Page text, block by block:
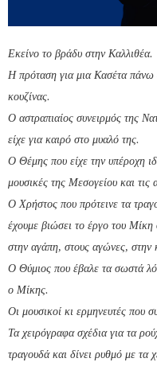
Εκείνο το βράδυ στην Καλλιθέα.
Η πρόταση για μια Κασέτα πάνω
κουζίνας.
Ο αστραπιαίος συνειρμός της
είχε για καιρό στο μυαλό της.
Ο Θέμης που είχε την υπέροχη
μουσικές της Μεσογείου και τις
Ο Χρήστος που πρότεινε τα
έχουμε βιώσει το έργο του
στην αγάπη, στους αγώνες, στην
Ο Θύμιος που έβαλε τα σωστά
ο Μίκης.
Οι μουσικοί κι ερμηνευτές που
Τα χειρόγραφα σχέδια για τα
τραγουδά και δίνει ρυθμό με τα